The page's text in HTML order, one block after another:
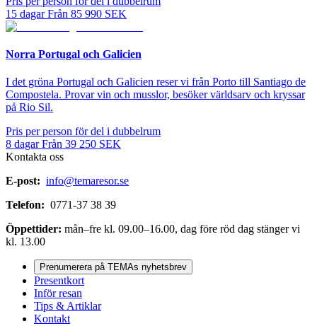
15 dagar Från 85 990 SEK
Norra Portugal och Galicien
I det gröna Portugal och Galicien reser vi från Porto till Santiago de
Compostela. Provar vin och musslor, besöker världsarv och kryssar
på Rio Sil.
Pris per person för del i dubbelrum
8 dagar Från 39 250 SEK
Kontakta oss
E-post: info@temaresor.se
Telefon: 0771-37 38 39
Öppettider: mån–fre kl. 09.00–16.00, dag före röd dag stänger vi
kl. 13.00
Prenumerera på TEMAs nyhetsbrev
Presentkort
Inför resan
Tips & Artiklar
Kontakt